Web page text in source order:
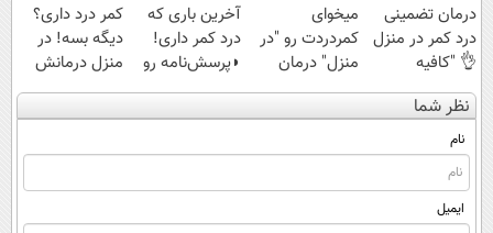
درمان تضمینی
درد کمر در منزل
👌 "کافیه
پرسش‌نامه رو پر
کنی"
میخوای
کمردردت رو "در
منزل" درمان
کنی؟ (◂فیلم +
◂پرسش‌نامه)
آخرین باری که
درد کمر داری!
◗پرسش‌نامه رو
پر کن◖
کمر درد داری؟
دیگه بسه! در
منزل درمانش
کن
(◀پرسش‌نامه)
نظر شما
نام
ایمیل